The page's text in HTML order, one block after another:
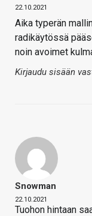
22.10.2021
Aika typerän
radikäytössä
noin avoimet
Kirjaudu sisään
Snowman
22.10.2021
Tuohon hintaan